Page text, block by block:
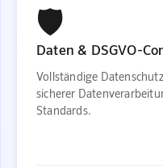
🛡️
Daten & DSGVO-
Vollständige
sicherer
Standards.